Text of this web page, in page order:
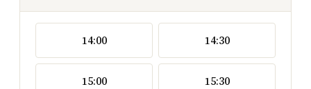
14:00 14:30
15:00 15:30